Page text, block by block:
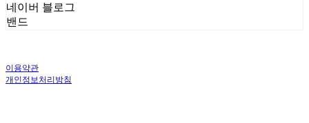
네이버 블로그
밴드
이용약관
개인정보처리방침